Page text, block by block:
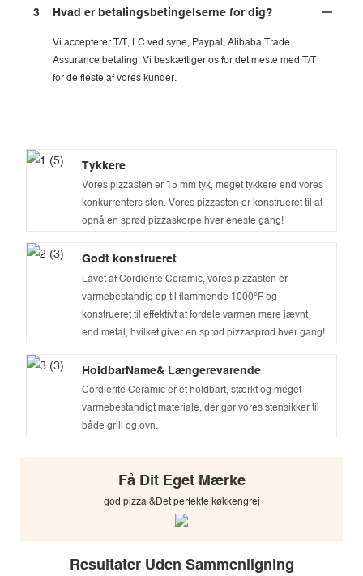
3 Hvad er betalingsbetingelserne for dig?
Vi accepterer T/T, LC ved syne, Paypal, Alibaba Trade
Assurance betaling. Vi beskæftiger os for det meste med T/T
for de fleste af vores kunder.
Tykkere
Vores pizzasten er 15 mm tyk, meget tykkere end vores
konkurrenters sten. Vores pizzasten er konstrueret til at
opnå en sprød pizzaskorpe hver eneste gang!
Godt konstrueret
Lavet af Cordierite Ceramic, vores pizzasten er
varmebestandig op til flammende 1000°F og
konstrueret til effektivt at fordele varmen mere jævnt
end metal, hvilket giver en sprød pizzasprød hver gang!
HoldbarName& Længerevarende
Cordierite Ceramic er et holdbart, stærkt og meget
varmebestandigt materiale, der gør vores stensikker til
både grill og ovn.
Få Dit Eget Mærke
god pizza &Det perfekte køkkengrej
Resultater Uden Sammenligning